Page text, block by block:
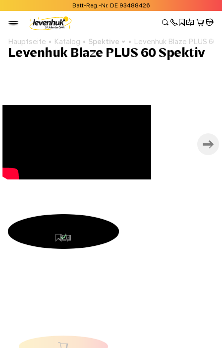
Batt-Reg.-Nr. DE 93488426
Hauptseite Katalog Spektive Levenhuk Blaze PLUS 60
Levenhuk Blaze PLUS 60 Spektiv